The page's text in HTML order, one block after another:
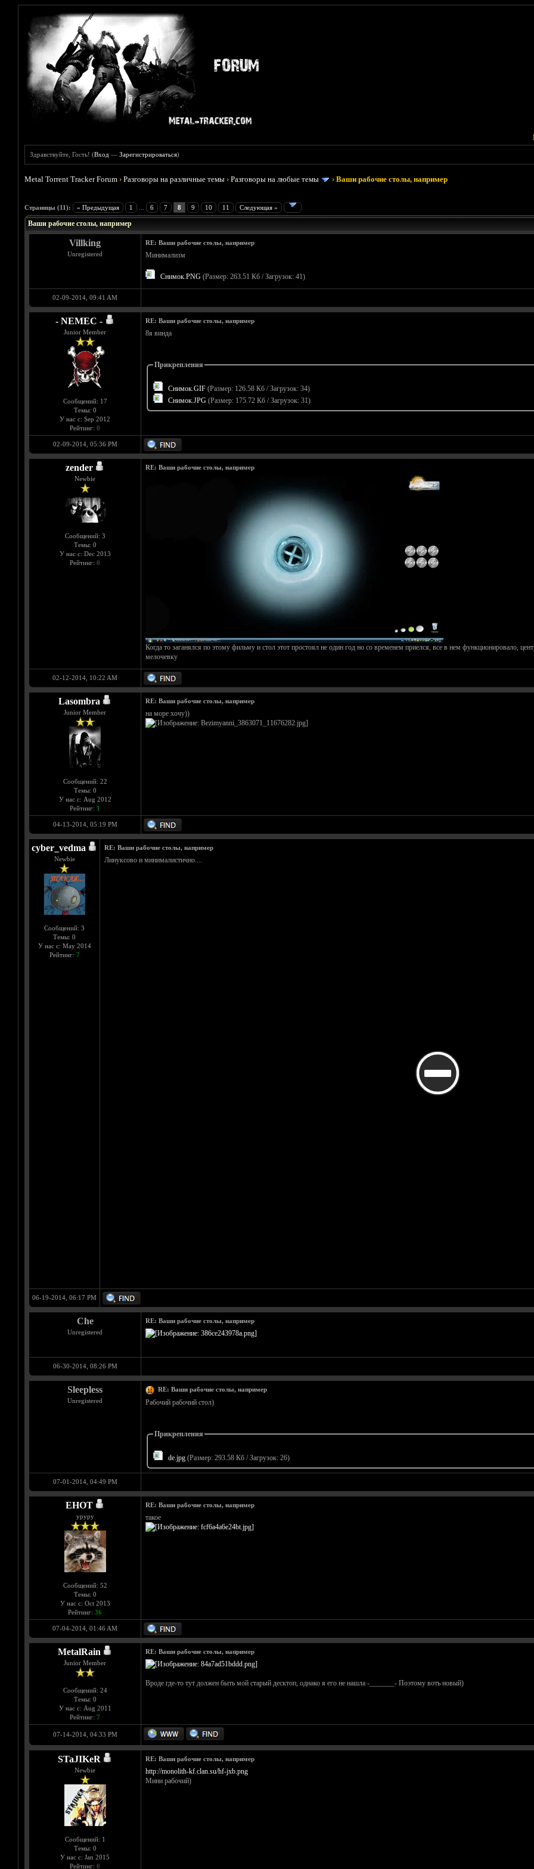
Здравствуйте, Гость! (Вход —Зарегистрироваться)
Metal Torrent Tracker Forum ›Разговоры на различные темы ›Разговоры на любые темы ›Ваши рабочие столы, например
Страницы (11): « Предыдущая 1 6 7 8 9 10 11 Следующая »
Голосов: 3 - Средняя оценка: 3.67
12345
Ваши рабочие столы, например
Villking
Unregistered
RE: Ваши рабочие столы, например
Минимализм
Снимок.PNG (Размер: 263.51 Кб / Загрузок: 41)
02-09-2014, 09:41 AM
- NEMEC -
Junior Member
Сообщений: 17
Темы: 0
У нас с: Sep 2012
Рейтинг:0
RE: Ваши рабочие столы, например
8я винда
Прикрепления
Снимок.GIF (Размер: 126.58 Кб / Загрузок: 34)
Снимок.JPG (Размер: 175.72 Кб / Загрузок: 31)
02-09-2014, 05:36 PM
zender
Newbie
Сообщений: 3
Темы: 0
У нас с: Dec 2013
Рейтинг:0
RE: Ваши рабочие столы, например
Когда то заганялся по этому фильму и стол этот простоял не один год но со временем приелся, все в нем функционировало,
мелочевку
02-12-2014, 10:22 AM
Lasombra
Junior Member
Сообщений: 22
Темы: 0
У нас с: Aug 2012
Рейтинг: 1
RE: Ваши рабочие столы, например
на море хочу))
04-13-2014, 05:19 PM
cyber_vedma
Newbie
Сообщений: 3
Темы: 0
У нас с: May 2014
Рейтинг: 7
RE: Ваши рабочие столы, например
Линуксово и минималистично....
06-19-2014, 06:17 PM
Che
Unregistered
RE: Ваши рабочие столы, например
06-30-2014, 08:26 PM
Sleepless
Unregistered
RE: Ваши рабочие столы, например
Рабочий рабочий стол)
Прикрепления
de.jpg (Размер: 293.58 Кб / Загрузок: 26)
07-01-2014, 04:49 PM
EHOT
уруру
Сообщений: 52
Темы: 0
У нас с: Oct 2013
Рейтинг:36
RE: Ваши рабочие столы, например
такое
07-04-2014, 01:46 AM
MetalRain
Junior Member
Сообщений: 24
Темы: 0
У нас с: Aug 2011
Рейтинг:7
RE: Ваши рабочие столы, например
Вроде где-то тут должен быть мой старый десктоп, однако я его не нашла -_______- Поэтому воть новый)
07-14-2014, 04:33 PM
STaJIKeR
Newbie
Сообщений: 1
Темы: 0
У нас с: Jan 2015
Рейтинг:0
RE: Ваши рабочие столы, например
http://monolith-kf.clan.su/hf-jxb.png
Мини рабочий)